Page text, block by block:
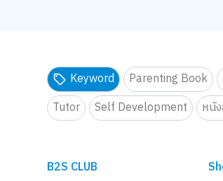
กิจกรรม สไลม์เลิฟปาร์ตี้ ปั้นสนุกสุดมุ้งมิ้ง -
กิจกรรม
จอยทุก Gen ยกโรงเรียน
จอยทุก
เตรียมพบกับกิจกรรม New Trainerเตรียมพบ
Keyword Parenting Book
Tutor
Self Development หนั
B2S CLUB